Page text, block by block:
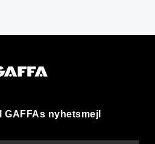
nyhetsmejl